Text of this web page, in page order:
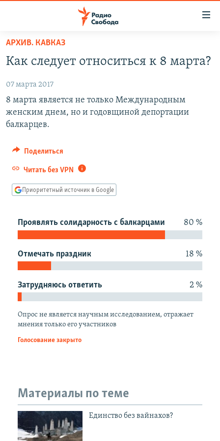
упрощенного
доступа
основному
содержанию
Вернутся
главной
Вернутся
поиску
ПОДКАСТЫ
АВТОРСКИЕ ПРОЕКТЫ
ЦИТАТЫ СВОБОДЫ
МНЕНИЯ
СЕВЕР.РЕАЛИИ
РАСПИСАНИЕ ВЕЩАНИЯ
Все сайты РСЕ/РС
АРХИВ. КАВКАЗ
Как следует относиться к 8 марта?
07 марта 2017
8 марта является не только Международным
женским днем, но и годовщиной депортации
балкарцев.
Поделиться
Читать без VPN
Приоритетный источник в Google
Проявлять солидарность с балкарцами 80 %
Отмечать праздник 18 %
Затрудняюсь ответить 2 %
Опрос не является научным исследованием, отражает
мнения только его участников
Голосование закрыто
Материалы по теме
Единство без вайнахов?